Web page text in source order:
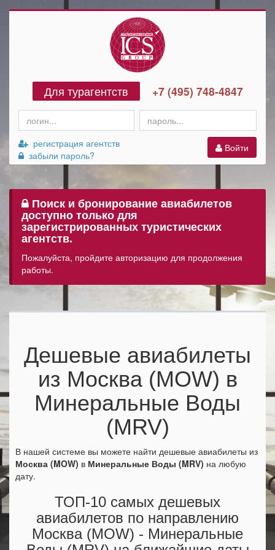
Для турагентств +7 (495) 748-4847
регистрация агентств
забыли пароль?
Войти
Поиск и бронирование авиабилетов
доступно только для
зарегистрированных туристических
агентств.
Пожалуйста, пройдите авторизацию для продолжения
работы.
Дешевые авиабилеты
из Москва (MOW) в
Минеральные Воды
(MRV)
В нашей системе вы можете найти дешевые авиабилеты из
Москва (MOW) в Минеральные Воды (MRV) на любую
дату.
ТОП-10 самых дешевых
авиабилетов по направлению
Москва (MOW) - Минеральные